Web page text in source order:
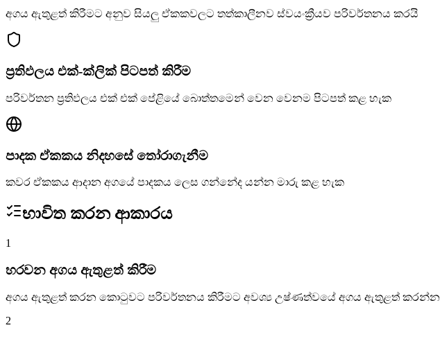
අගය ඇතුළත් කිරීමට අනුව සියලු ඒකකවලට තත්කාලීනව ස්වයංක්‍රීයව පරිවර්තනය කරයි
ප්‍රතිඵලය එක්-ක්ලික් පිටපත් කිරීම
පරිවර්තන ප්‍රතිඵලය එක් එක් පේළියේ බොත්තමෙන් වෙන වෙනම පිටපත් කළ හැක
පාදක ඒකකය නිදහසේ තෝරාගැනීම
කවර ඒකකය ආදාන අගයේ පාදකය ලෙස ගන්නේද යන්න මාරු කළ හැක
භාවිත කරන ආකාරය
1
හරවන අගය ඇතුළත් කිරීම
අගය ඇතුළත් කරන කොටුවට පරිවර්තනය කිරීමට අවශ්‍ය උෂ්ණත්වයේ අගය ඇතුළත් කරන්න
2